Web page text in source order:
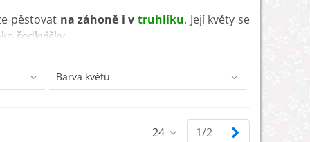
pěstovat na záhoně i vtruhlíku. Její květy se
ředkvičky.
Barva květu
24 1/2